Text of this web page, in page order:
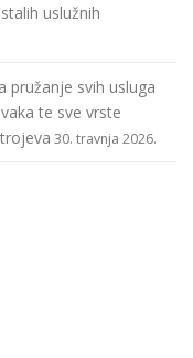
uslužnih
pružanje svih usluga
te sve vrste
30. travnja 2026.